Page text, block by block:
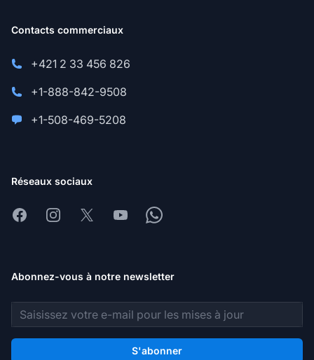
Contacts commerciaux
+421 2 33 456 826
+1-888-842-9508
+1-508-469-5208
Réseaux sociaux
FacebookInstagram
X YoutubeWhatsapp
Abonnez-vous à notre newsletter
Adresse e-mail
S'abonner